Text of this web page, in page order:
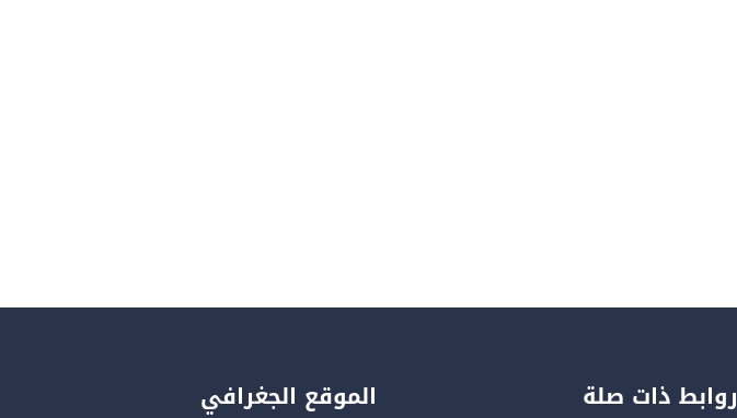
روابط ذات صلة الموقع الجغرافي